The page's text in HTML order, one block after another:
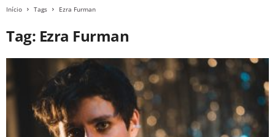
Início Tags Ezra Furman
Tag: Ezra Furman